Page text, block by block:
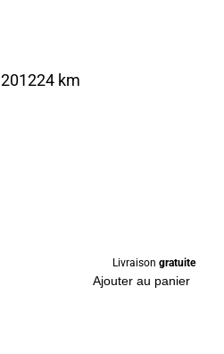
201224 km
Livraison gratuite
Ajouter au panier